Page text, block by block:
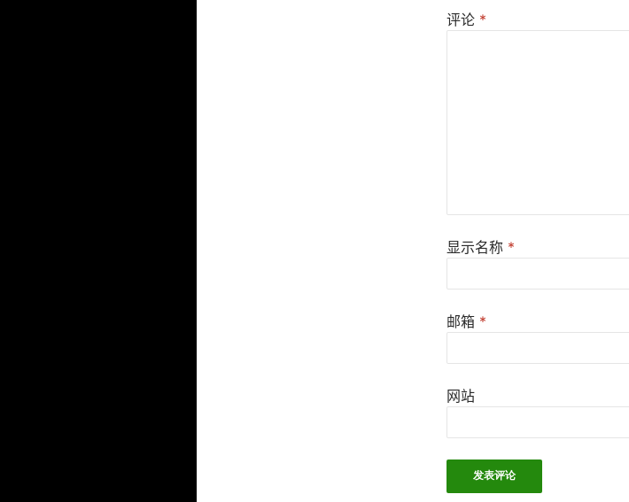
评论 *
显示名称 *
邮箱 *
网站